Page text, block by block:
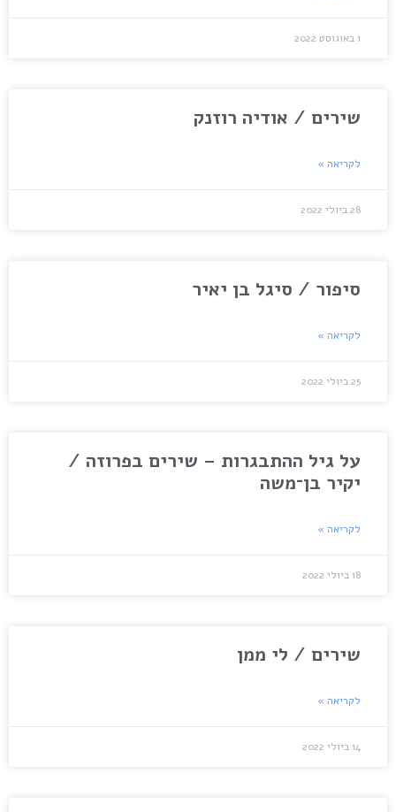
1 באוגוסט 2022
שירים / אודיה רוזנק
לקריאה »
28 ביולי 2022
סיפור / סיגל בן יאיר
לקריאה »
25 ביולי 2022
על גיל ההתבגרות – שירים בפרוזה /
יקיר בן־משה
לקריאה »
18 ביולי 2022
שירים / לי ממן
לקריאה »
14 ביולי 2022